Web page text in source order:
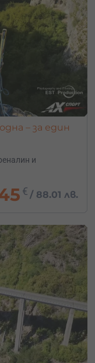
– за един
и
€ /88.01 лв.